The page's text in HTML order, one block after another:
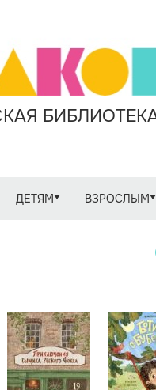
ДЕТЯМ ВЗРОСЛЫМ